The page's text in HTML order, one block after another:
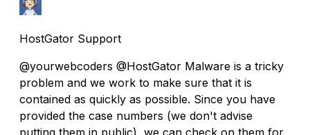
HostGator Support
@yourwebcoders @HostGator Malware is a tricky
problem and we work to make sure that it is
contained as quickly as possible. Since you have
provided the case numbers (we don't advise
putting them in public), we can check on them for